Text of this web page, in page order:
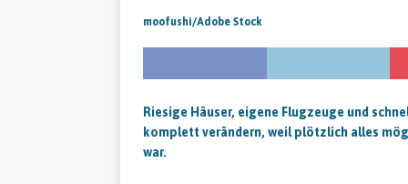
moofushi/Adobe Stock
Riesige Häuser, eigene Flugzeuge und
komplett verändern, weil plötzlich alles
war.